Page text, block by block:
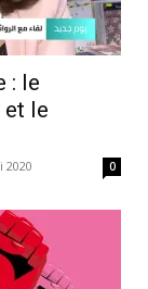
: le
et le
2020 0